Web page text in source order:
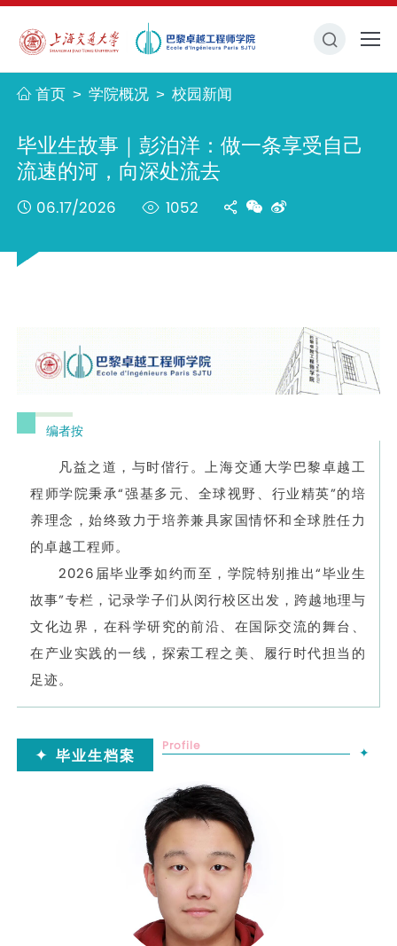
首页 > 学院概况 > 校园新闻
毕业生故事｜彭泊洋：做一条享受自己
流速的河，向深处流去
06.17/2026 1052
编者按
凡益之道，与时偕行。上海交通大学巴黎卓越工
程师学院秉承“强基多元、全球视野、行业精英”的培
养理念，始终致力于培养兼具家国情怀和全球胜任力
的卓越工程师。
2026届毕业季如约而至，学院特别推出“毕业生
故事”专栏，记录学子们从闵行校区出发，跨越地理与
文化边界，在科学研究的前沿、在国际交流的舞台、
在产业实践的一线，探索工程之美、履行时代担当的
足迹。
✦毕业生档案
Profile ✦